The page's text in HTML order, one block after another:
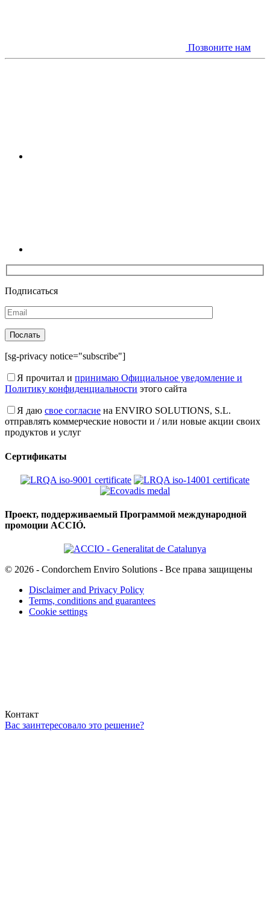
Позвоните нам
Подписаться
[sg-privacy notice="subscribe"]
Я прочитал и принимаю Официальное уведомление и
Политику конфиденциальности этого сайта
Я даю свое согласие на ENVIRO SOLUTIONS, S.L.
отправлять коммерческие новости и / или новые акции своих
продуктов и услуг
Сертификаты
Проект, поддерживаемый Программой международной
промоции ACCIÓ.
© 2026 - Condorchem Enviro Solutions - Все права защищены
Disclaimer and Privacy Policy
Terms, conditions and guarantees
Cookie settings
Контакт
Вас заинтересовало это решение?